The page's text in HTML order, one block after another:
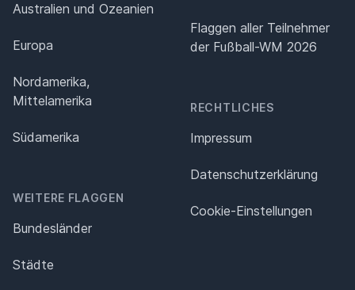
Australien und Ozeanien
Europa
Nordamerika,
Mittelamerika
Südamerika
WEITERE FLAGGEN
Bundesländer
Städte
Flaggen aller Teilnehmer
der Fußball-WM 2026
RECHTLICHES
Impressum
Datenschutz­erklärung
Cookie-Einstellungen